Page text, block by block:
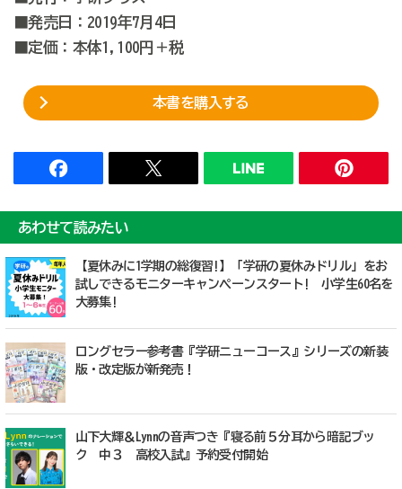
■発売日：2019年7月4日
■定価：本体1,100円＋税
本書を購入する
あわせて読みたい
【夏休みに1学期の総復習!】「学研の夏休みドリル」をお
試しできるモニターキャンペーンスタート! 小学生60名を
大募集!
ロングセラー参考書『学研ニューコース』シリーズの新装
版・改定版が新発売！
山下大輝＆Lynnの音声つき『寝る前５分耳から暗記ブッ
ク 中３ 高校入試』予約受付開始